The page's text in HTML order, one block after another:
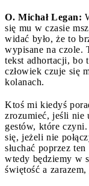
O. Michał Legan:
się mu w czasie
widać było, że to
wypisane na czole.
tekst adhortacji, bo
człowiek czuje się
kolanach.
Ktoś mi kiedyś
zrozumieć, jeśli nie
gestów, które
się, jeżeli nie
słuchać poprzez
wtedy będziemy w
świętość a